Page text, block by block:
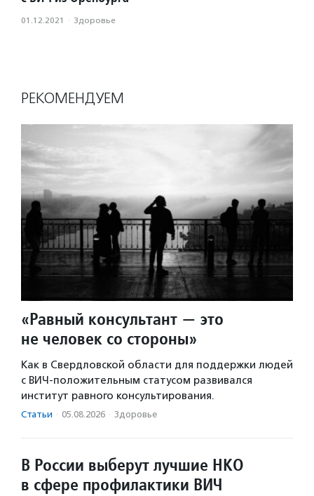
01.12.2021 · Здоровье
РЕКОМЕНДУЕМ
«Равный консультант — это
не человек со стороны»
Как в Свердловской области для поддержки людей
с ВИЧ-положительным статусом развивался
институт равного консультирования.
Статьи · 05.08.2026 · Здоровье
В России выберут лучшие НКО
в сфере профилактики ВИЧ